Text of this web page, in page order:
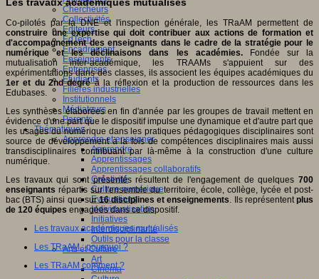
Chercheurs
Collectivités
Editeurs
EdTech
Encadrement
Enseignants
Entreprises
Etudiants
Filières industrielles
Institutionnels
Médiateurs
Parents
Thématiques
Apprendre et enseigner
Apprendre
Apprentissages
Apprentissages collaboratifs
Créativité
Culture numérique
Evaluations
Individualisation
Initiatives
Interdisciplinarité
Outils pour la classe
Arts et Culture
Art
Cinéma
Co-pilotés par la DNE et l'inspection générale, les TRaAM permettent de
construire une expertise qui doit contribuer aux actions de formation et
d'accompagnement des enseignants dans le cadre de la stratégie pour le
numérique et les déclinaisons dans les académies.
Fondée sur la
mutualisation inter-académique, les TRAAMs s'appuient sur des
expérimentations dans des classes, ils associent les équipes académiques du
1er et du 2nd degréà la réflexion et la production de ressources dans les
Edubases.
Les synthèses élaborées en fin d'année par les groupes de travail mettent en
évidence d'une part que le dispositif impulse une dynamique et d'autre part que
les usages du numérique dans les pratiques pédagogiques disciplinaires sont
source de développement à la fois de compétences disciplinaires mais aussi
transdisciplinaires contribuant par là-même à la construction d'une culture
numérique.
Les travaux qui sont présentés résultent de l'engagement de quelques 700
enseignants répartis sur l'ensemble du territoire, école, collège, lycée et post-
bac (BTS) ainsi que sur16 disciplines et enseignements. Ils représententplus
de 120 équipes engagées dans ce dispositif.
Les travaux académiques mutualisés
Les TRaAM : pourquoi ?
Les TRaAM comment ?